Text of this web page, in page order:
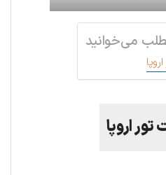
می‌خوانید
اروپا